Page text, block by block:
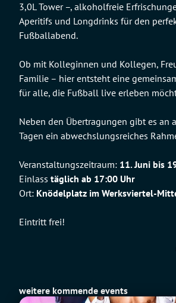
3,0L Tower –, alkoholfreie
Aperitifs und Longdrinks für den
Fußballabend.
Ob mit Kolleginnen und Kollegen,
Familie – hier entsteht eine
für alle, die Fußball live erleben
Neben den Übertragungen gibt es an
Tagen ein abwechslungsreiches
Veranstaltungszeitraum: 11. Juni bis
Einlass täglich ab 17:00 Uhr
Ort: Knödelplatz im Werksviertel-
Eintritt frei!
weitere kommende events